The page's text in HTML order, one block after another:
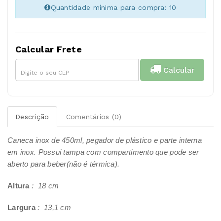
Quantidade mínima para compra: 10
Calcular Frete
Calcular
Descrição Comentários (0)
Caneca inox de 450ml, pegador de plástico e parte interna
em inox. Possui tampa com compartimento que pode ser
aberto para beber(não é térmica).
Altura : 18 cm
Largura: 13,1 cm